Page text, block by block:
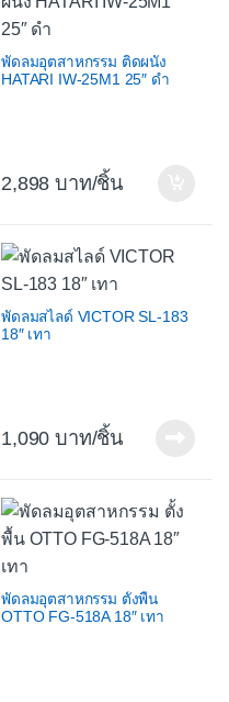
พัดลมอุตสาหกรรม ติดผนัง
HATARI IW-25M1 25″ ดำ
2,898 /ชิ้น
พัดลมสไลด์ VICTOR SL-183
18″ เทา
1,090 /ชิ้น
พัดลมอุตสาหกรรม ตั้งพื้น
OTTO FG-518A 18″ เทา